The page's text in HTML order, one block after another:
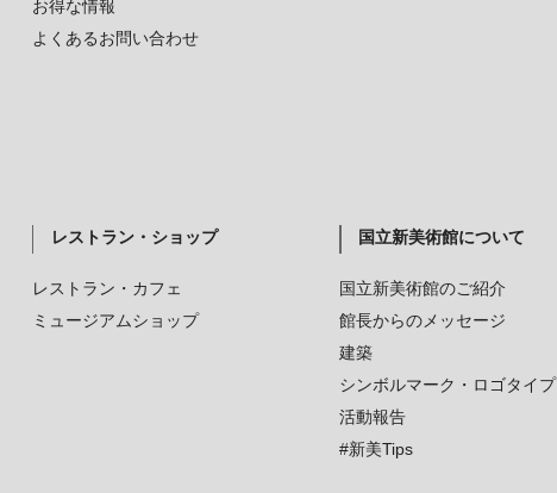
お得な情報
よくあるお問い合わせ
レストラン・ショップ
レストラン・カフェ
ミュージアムショップ
国立新美術館について
国立新美術館のご紹介
館長からのメッセージ
建築
シンボルマーク・ロゴタイプ
活動報告
#新美Tips